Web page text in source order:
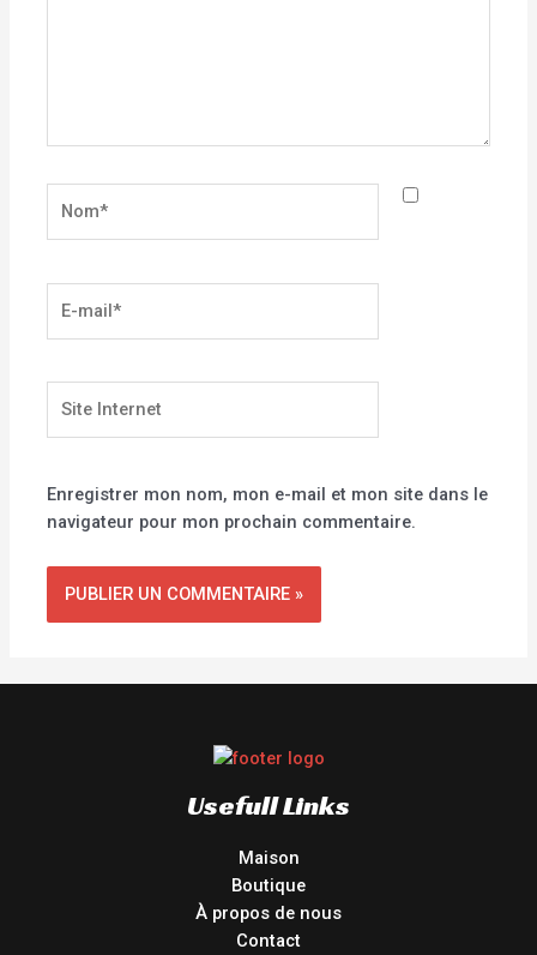
mail*
Internet
Enregistrer mon nom, mon e-mail et mon site dans le
navigateur pour mon prochain commentaire.
Usefull Links
Maison
Boutique
À propos de nous
Contact